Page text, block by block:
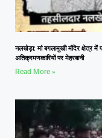
नलखेड़ा: मां बगलामुखी मंदिर क्षेत्र में
अतिक्रमणकारियों पर मेहरबानी
Read More »